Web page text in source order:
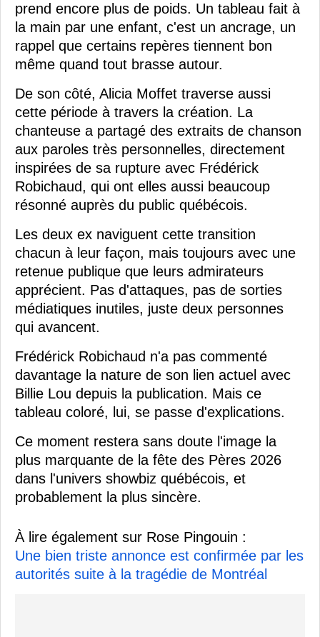
prend encore plus de poids. Un tableau fait à
la main par une enfant, c'est un ancrage, un
rappel que certains repères tiennent bon
même quand tout brasse autour.
De son côté, Alicia Moffet traverse aussi
cette période à travers la création. La
chanteuse a partagé des extraits de chanson
aux paroles très personnelles, directement
inspirées de sa rupture avec Frédérick
Robichaud, qui ont elles aussi beaucoup
résonné auprès du public québécois.
Les deux ex naviguent cette transition
chacun à leur façon, mais toujours avec une
retenue publique que leurs admirateurs
apprécient. Pas d'attaques, pas de sorties
médiatiques inutiles, juste deux personnes
qui avancent.
Frédérick Robichaud n'a pas commenté
davantage la nature de son lien actuel avec
Billie Lou depuis la publication. Mais ce
tableau coloré, lui, se passe d'explications.
Ce moment restera sans doute l'image la
plus marquante de la fête des Pères 2026
dans l'univers showbiz québécois, et
probablement la plus sincère.
À lire également sur Rose Pingouin :
Une bien triste annonce est confirmée par les
autorités suite à la tragédie de Montréal